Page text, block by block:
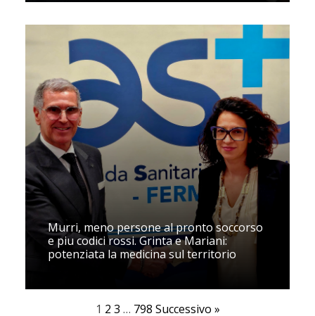
Murri, meno persone al pronto soccorso
e piu codici rossi. Grinta e Mariani:
potenziata la medicina sul territorio
1 2 3 … 798 Successivo »